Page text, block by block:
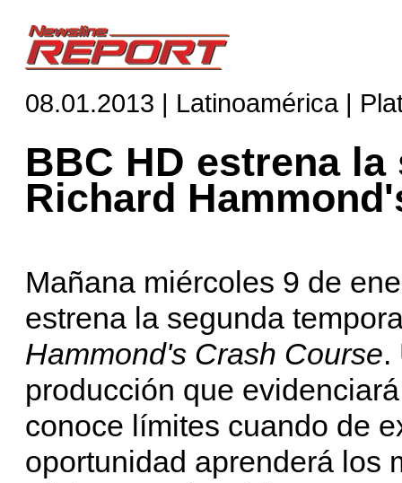
08.01.2013 | Latinoamérica |
BBC HD estrena
Richard
Mañana miércoles 9 de
estrena la segunda
Hammond's Crash Course.
producción que
conoce límites cuando de
oportunidad aprenderá los